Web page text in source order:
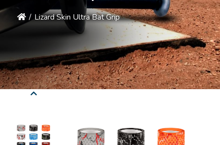
/ Lizard Skin Ultra Bat Grip